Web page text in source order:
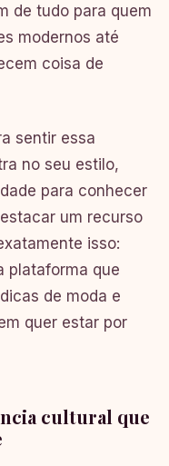
de tudo para quem
modernos até
coisa de
sentir essa
no seu estilo,
para conhecer
um recurso
isso:
plataforma que
de moda e
quer estar por
cultural que